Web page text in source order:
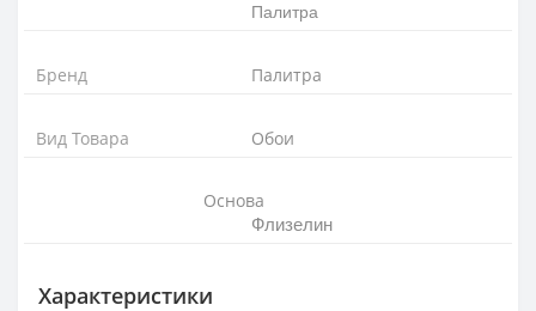
Палитра
Бренд Палитра
Вид Товара Обои
Основа
Флизелин
Характеристики